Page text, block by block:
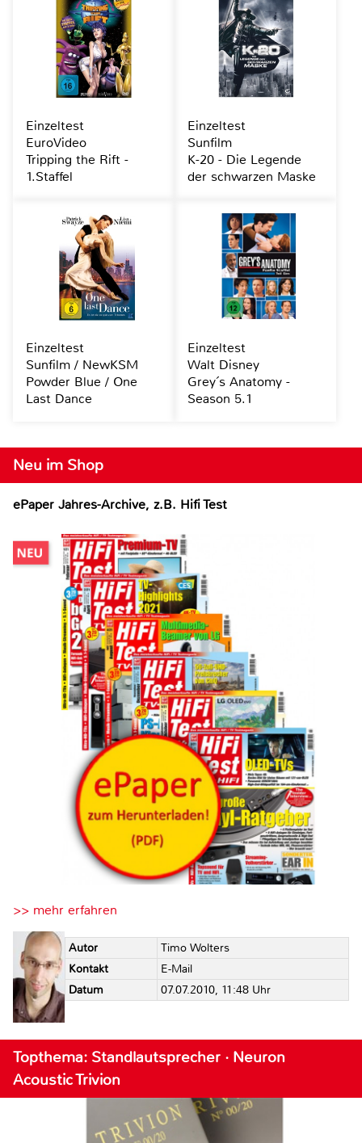
Neu im Shop
ePaper Jahres-Archive, z.B. Hifi Test
>> mehr erfahren
Autor
Timo Wolters
Kontakt
E-Mail
Datum
07.07.2010, 11:48 Uhr
Topthema: Standlautsprecher · Neuron
Acoustic Trivion
Einzeltest
EuroVideo
Tripping the Rift -
1.Staffel
Einzeltest
Sunfilm
K-20 - Die Legende
der schwarzen Maske
Einzeltest
Sunfilm / NewKSM
Powder Blue / One
Last Dance
Einzeltest
Walt Disney
Grey´s Anatomy -
Season 5.1